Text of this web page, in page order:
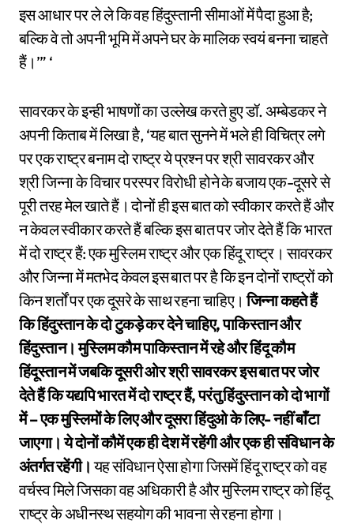
इस आधार पर ले ले कि वह हिंदुस्तानी सीमाओं में पैदा हुआ है;
बल्कि वे तो अपनी भूमि में अपने घर के मालिक स्वयं बनना चाहते
हैं।’” ‘
सावरकर के इन्ही भाषणों का उल्लेख करते हुए डॉ. अम्बेडकर ने
अपनी किताब में लिखा है, ‘यह बात सुनने में भले ही विचित्र लगे
पर एक राष्ट्र बनाम दो राष्ट्र ये प्रश्न पर श्री सावरकर और
श्री जिन्ना के विचार परस्पर विरोधी होने के बजाय एक-दूसरे से
पूरी तरह मेल खाते हैं। दोनों ही इस बात को स्वीकार करते हैं और
न केवल स्वीकार करते हैं बल्कि इस बात पर जोर देते हैं कि भारत
में दो राष्ट्र हैं: एक मुस्लिम राष्ट्र और एक हिंदू राष्ट्र। सावरकर
और जिन्ना में मतभेद केवल इस बात पर है कि इन दोनों राष्ट्रों को
किन शर्तों पर एक दूसरे के साथ रहना चाहिए।जिन्ना कहते हैं
कि हिंदुस्तान के दो टुकड़े कर देने चाहिए, पाकिस्तान और
हिंदुस्तान। मुस्लिम कौम पाकिस्तान में रहे और हिंदू कौम
हिंदूस्तान में जबकि दूसरी ओर श्री सावरकर इस बात पर जोर
देते हैं कि यद्यपि भारत में दो राष्ट्र हैं, परंतु हिंदुस्तान को दो भागों
में – एक मुस्लिमों के लिए और दूसरा हिंदुओ के लिए- नहीं बाँटा
जाएगा। ये दोनों कौमें एक ही देश में रहेंगी और एक ही संविधान के
अंतर्गत रहेंगी। यह संविधान ऐसा होगा जिसमें हिंदू राष्ट्र को वह
वर्चस्व मिले जिसका वह अधिकारी है और मुस्लिम राष्ट्र को हिंदू
राष्ट्र के अधीनस्थ सहयोग की भावना से रहना होगा।